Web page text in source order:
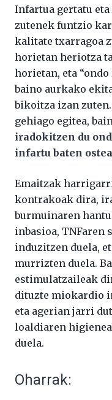
Infartua gertatu eta
zutenek funtzio
kalitate txarragoa
horietan heriotza
horietan, eta
baino aurkako
bikoitza izan
gehiago egitea,
iradokitzen du
infartu baten
Emaitzak
kontrakoak dira,
burmuinaren
inbasioa, TNFaren
induzitzen duela,
murrizten duela.
estimulatzaileak
dituzte miokardio
eta agerian jarri
loaldiaren
duela.
Oharrak: